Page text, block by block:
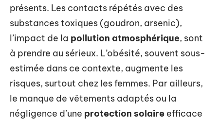
présents. Les contacts répétés avec des
substances toxiques (goudron, arsenic),
l’impact de la pollution atmosphérique, sont
à prendre au sérieux. L’obésité, souvent sous-
estimée dans ce contexte, augmente les
risques, surtout chez les femmes. Par ailleurs,
le manque de vêtements adaptés ou la
négligence d’une protection solaire efficace